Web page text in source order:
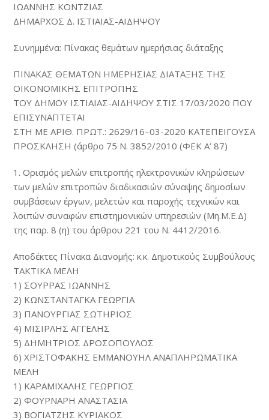
ΙΩΑΝΝΗΣ ΚΟΝΤΖΙΑΣ
ΔΗΜΑΡΧΟΣ Δ. ΙΣΤΙΑΙΑΣ-ΑΙΔΗΨΟΥ
Συνημμένα: Πίνακας θεμάτων ημερήσιας διάταξης
ΠΙΝΑΚΑΣ ΘΕΜΑΤΩΝ ΗΜΕΡΗΣΙΑΣ ΔΙΑΤΑΞΗΣ ΤΗΣ
ΟΙΚΟΝΟΜΙΚΗΣ ΕΠΙΤΡΟΠΗΣ
ΤΟΥ ΔΗΜΟΥ ΙΣΤΙΑΙΑΣ-ΑΙΔΗΨΟΥ ΣΤΙΣ 17/03/2020 ΠΟΥ
ΕΠΙΣΥΝΑΠΤΕΤΑΙ
ΣΤΗ ΜΕ ΑΡΙΘ. ΠΡΩΤ.: 2629/16–03-2020 ΚΑΤΕΠΕΙΓΟΥΣΑ
ΠΡΟΣΚΛΗΣΗ (άρθρο 75 Ν. 3852/2010 (ΦΕΚ Α’ 87)
1. Ορισμός μελών επιτροπής ηλεκτρονικών κληρώσεων
των μελών επιτροπών διαδικασιών σύναψης δημοσίων
συμβάσεων έργων, μελετών και παροχής τεχνικών και
λοιπών συναφών επιστημονικών υπηρεσιών (Μη.Μ.Ε.Δ)
της παρ. 8 (η) του άρθρου 221 του Ν. 4412/2016.
Αποδέκτες Πίνακα Διανομής: κ.κ. Δημοτικούς Συμβούλους
ΤΑΚΤΙΚΑ ΜΕΛΗ
1) ΣΟΥΡΡΑΣ ΙΩΑΝΝΗΣ
2) ΚΩΝΣΤΑΝΤΑΓΚΑ ΓΕΩΡΓΙΑ
3) ΠΑΝΟΥΡΓΙΑΣ ΣΩΤΗΡΙΟΣ
4) ΜΙΣΙΡΛΗΣ ΑΓΓΕΛΗΣ
5) ΔΗΜΗΤΡΙΟΣ ΔΡΟΣΟΠΟΥΛΟΣ
6) ΧΡΙΣΤΟΦΑΚΗΣ ΕΜΜΑΝΟΥΗΛ ΑΝΑΠΛΗΡΩΜΑΤΙΚΑ
ΜΕΛΗ
1) ΚΑΡΑΜΙΧΑΛΗΣ ΓΕΩΡΓΙΟΣ
2) ΦΟΥΡΝΑΡΗ ΑΝΑΣΤΑΣΙΑ
3) ΒΟΓΙΑΤΖΗΣ ΚΥΡΙΑΚΟΣ